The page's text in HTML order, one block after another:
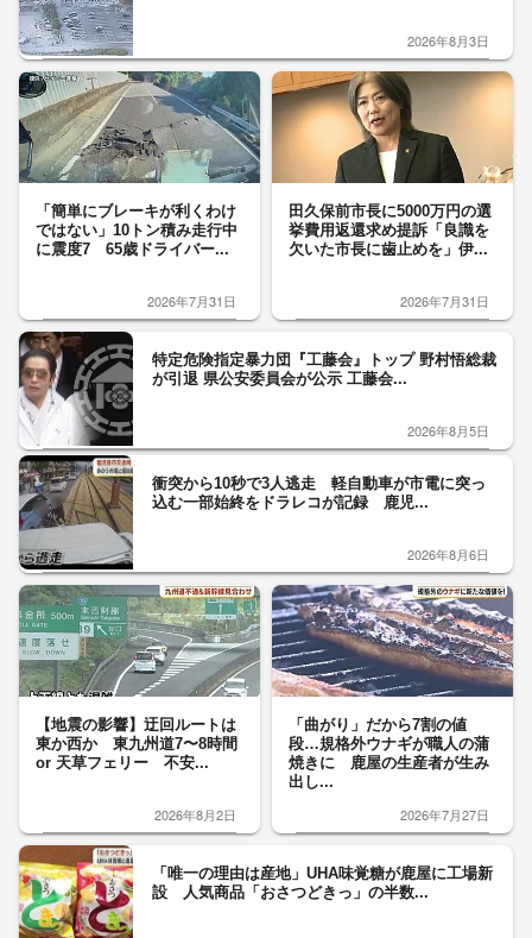
2026年8月3日
「簡単にブレーキが利くわけ
ではない」10トン積み走行中
に震度7 65歳ドライバー...
2026年7月31日
田久保前市長に5000万円の選
挙費用返還求め提訴「良識を
欠いた市長に歯止めを」伊...
2026年7月31日
特定危険指定暴力団『工藤会』トップ 野村悟総裁
が引退 県公安委員会が公示 工藤会...
2026年8月5日
衝突から10秒で3人逃走 軽自動車が市電に突っ
込む一部始終をドラレコが記録 鹿児...
2026年8月6日
【地震の影響】迂回ルートは
東か西か 東九州道7〜8時間
or 天草フェリー 不安...
2026年8月2日
「曲がり」だから7割の値
段…規格外ウナギが職人の蒲
焼きに 鹿屋の生産者が生み
出し...
2026年7月27日
「唯一の理由は産地」UHA味覚糖が鹿屋に工場新
設 人気商品「おさつどきっ」の半数...